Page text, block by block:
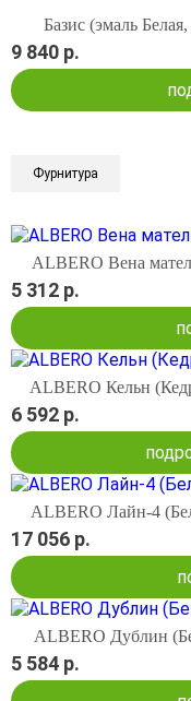
Базис (эмаль
9 840 р.
Фурнитура
ALBERO Вена
5 312 р.
ALBERO Кельн
6 592 р.
ALBERO Лайн-4
17 056 р.
ALBERO Дублин
5 584 р.